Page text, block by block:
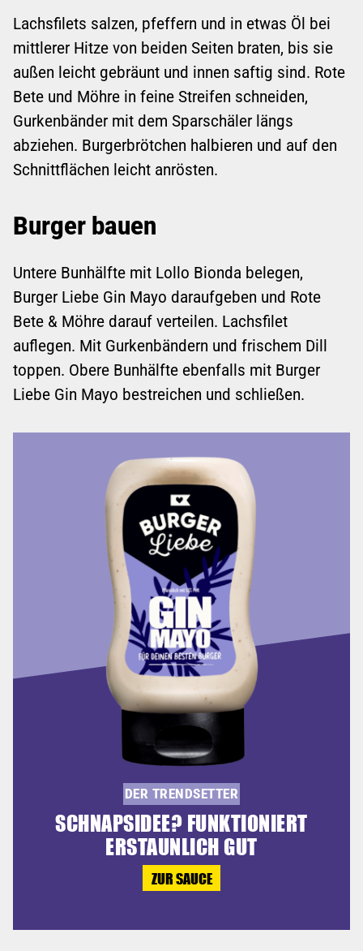
Lachsfilets salzen, pfeffern und in etwas Öl bei
mittlerer Hitze von beiden Seiten braten, bis sie
außen leicht gebräunt und innen saftig sind. Rote
Bete und Möhre in feine Streifen schneiden,
Gurkenbänder mit dem Sparschäler längs
abziehen. Burgerbrötchen halbieren und auf den
Schnittflächen leicht anrösten.
Burger bauen
Untere Bunhälfte mit Lollo Bionda belegen,
Burger Liebe Gin Mayo daraufgeben und Rote
Bete & Möhre darauf verteilen. Lachsfilet
auflegen. Mit Gurkenbändern und frischem Dill
toppen. Obere Bunhälfte ebenfalls mit Burger
Liebe Gin Mayo bestreichen und schließen.
DER TRENDSETTER
SCHNAPSIDEE? FUNKTIONIERT
ERSTAUNLICH GUT
ZUR SAUCE